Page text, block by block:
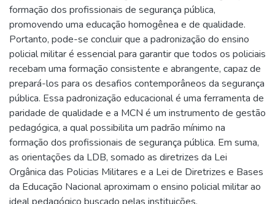
formação dos profissionais de segurança pública,
promovendo uma educação homogênea e de qualidade.
Portanto, pode-se concluir que a padronização do ensino
policial militar é essencial para garantir que todos os policiais
recebam uma formação consistente e abrangente, capaz de
prepará-los para os desafios contemporâneos da segurança
pública. Essa padronização educacional é uma ferramenta de
paridade de qualidade e a MCN é um instrumento de gestão
pedagógica, a qual possibilita um padrão mínimo na
formação dos profissionais de segurança pública. Em suma,
as orientações da LDB, somado as diretrizes da Lei
Orgânica das Policias Militares e a Lei de Diretrizes e Bases
da Educação Nacional aproximam o ensino policial militar ao